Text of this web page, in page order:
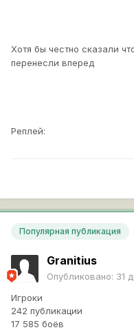
Хотя бы честно сказали
перенесли вперед
Реплей:
Популярная публикация
Granitius
Опубликовано: 31
Игроки
242 публикации
17 585 боёв